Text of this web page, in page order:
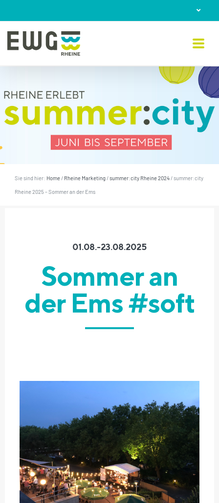
to
content
Sie sind hier: Home/ Rheine Marketing/summer:city Rheine 2024/summer:city
Rheine 2025 – Sommer an der Ems
01.08.-23.08.2025
Sommer an
der Ems #soft